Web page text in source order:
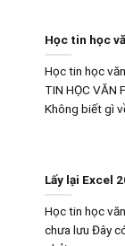
Học tin học
Học tin học
TIN HỌC VĂN
Không biết gì
Lấy lại Excel
Học tin học
chưa lưu Đây